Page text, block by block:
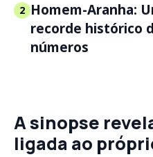
2 Homem-Aranha:
recorde histórico
números
A sinopse
ligada ao